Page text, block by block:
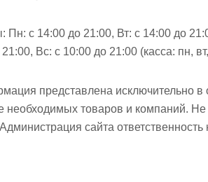
Пн: с 14:00 до 21:00, Вт: с 14:00 до
Вс: с 10:00 до 21:00 (касса: пн,
представлена исключительно
необходимых товаров и компаний.
сайта ответственность